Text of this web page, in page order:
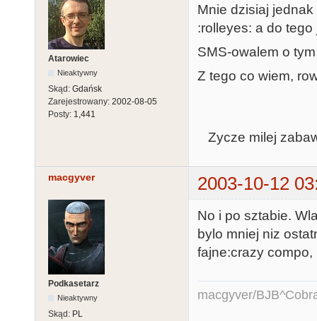
Atarowiec
Nieaktywny
Skąd: Gdańsk
Zarejestrowany: 2002-08-05
Posty: 1,441
Mnie dzisiaj
:rolleyes: a do
SMS-owalem o
Z tego co wiem,
Zycze milej
macgyver 2003-10-12
Podkasetarz
Nieaktywny
Skąd: PL
No i po sztabie.
bylo mniej niz
fajne:crazy
macgyver/